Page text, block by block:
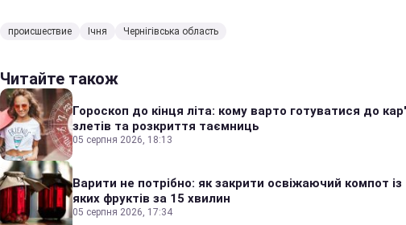
происшествие Ічня Чернігівська область
Читайте також
Гороскоп до кінця літа: кому варто готуватися до
злетів та розкриття таємниць
05 серпня 2026, 18:13
Варити не потрібно: як закрити освіжаючий компот
яких фруктів за 15 хвилин
05 серпня 2026, 17:34